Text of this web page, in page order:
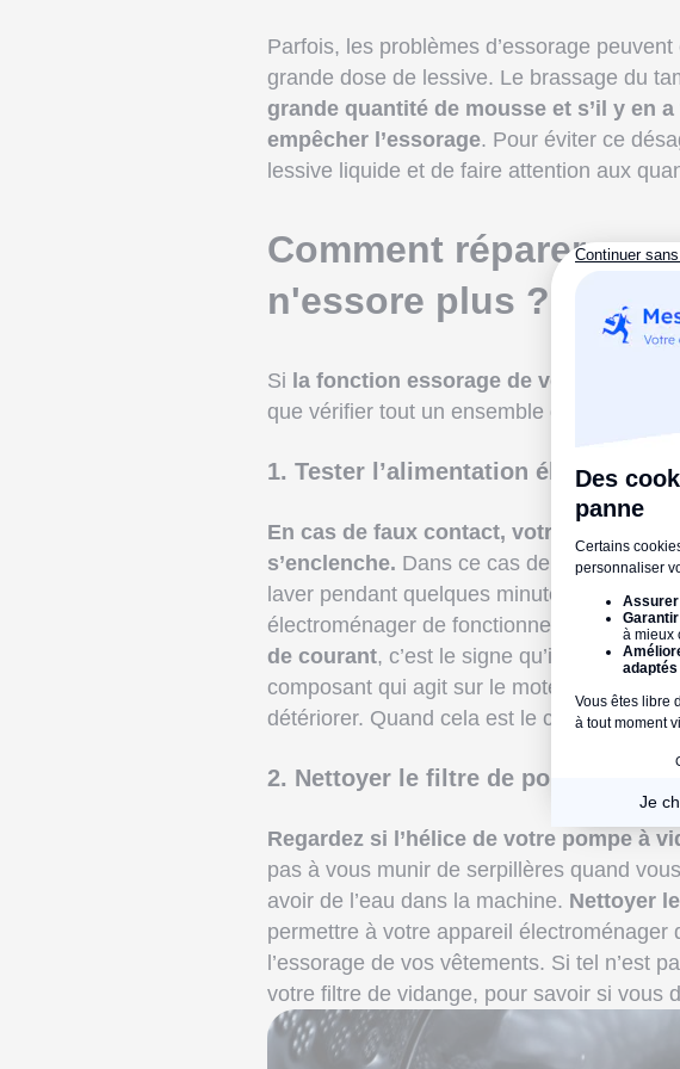
Parfois, les problèmes d’essorage
grande dose de lessive. Le brassage du
grande quantité de mousse et s’il y en
empêcher l’essorage. Pour éviter ce
lessive liquide et de faire attention aux
Comment réparer
n'essore plus ?
Si la fonction essorage de votre
que vérifier tout un ensemble d’éléments :
1. Tester l’alimentation électrique
En cas de faux contact, votre machine
s’enclenche. Dans ce cas de figure, il est
laver pendant quelques minutes. Parfois,
électroménager de fonctionner à nouveau.
de courant, c’est le signe qu’il faut
composant qui agit sur le moteur, le
détériorer. Quand cela est le cas, il
2. Nettoyer le filtre de pompe à
Regardez si l’hélice de votre pompe à
pas à vous munir de serpillères quand
avoir de l’eau dans la machine. Nettoyer
permettre à votre appareil
l’essorage de vos vêtements. Si tel n’est
votre filtre de vidange, pour savoir si vous